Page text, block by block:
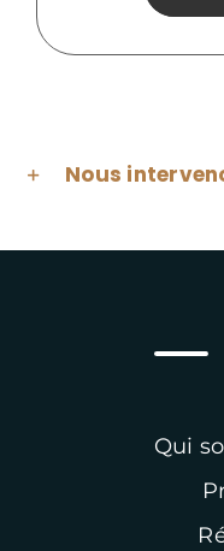
Nous
Qui